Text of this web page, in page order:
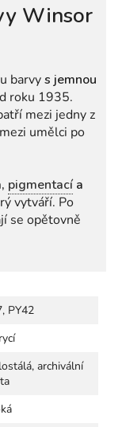
Winsor
barvys jemnou
roku 1935.
mezi jedny z
umělci po
pigmentacía
vytváří. Po
se opětovně
PY42
archivální